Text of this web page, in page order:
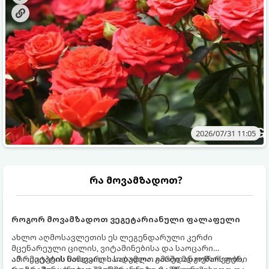
ვიცოდეთ, რომელი სასუქები გამოიყენება ამ დროს.
2026/07/31 11:05
რა მოვამზადოთ?
როგორ მოვამზადოთ ვეგეტარიანული ფალაფელი
ახლო აღმოსავლეთის ეს ლეგენდარული კერძი
მცენარეული ცილის, ვიტამინებისა და საოცარი
არომატების ნამდვილი საბადოა. გარედან ოქროსფერი
ამ რეცეპტის მთავარი საიდუმლო იმაში მდგომარეობს,